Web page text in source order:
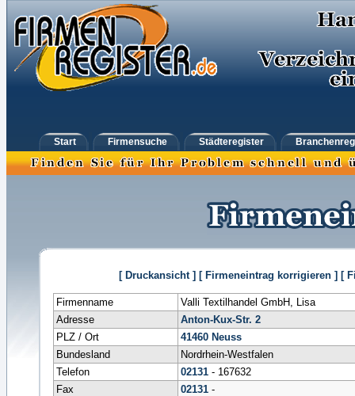
Start Firmensuche Städteregister
[ Druckansicht ] [ Firmeneintrag korrigieren ] [
Firmenname
Valli Textilhandel GmbH, Lisa
Adresse
Anton-Kux-Str. 2
PLZ / Ort
41460 Neuss
Bundesland
Nordrhein-Westfalen
Telefon
02131- 167632
Fax
02131-